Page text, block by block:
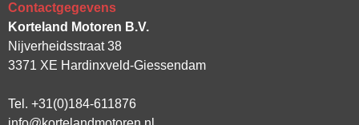
Contactgegevens
Korteland Motoren B.V.
Nijverheidsstraat 38
3371 XE Hardinxveld-Giessendam
Tel. +31(0)184-611876